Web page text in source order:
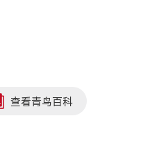
查看青鸟百科